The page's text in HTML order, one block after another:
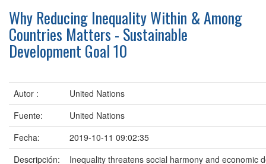
Why Reducing Inequality Within & Among
Countries Matters - Sustainable
Development Goal 10
Autor :
United Nations
Fuente:
United Nations
Fecha:
2019-10-11 09:02:35
Descripción:
Inequality threatens social harmony and economic